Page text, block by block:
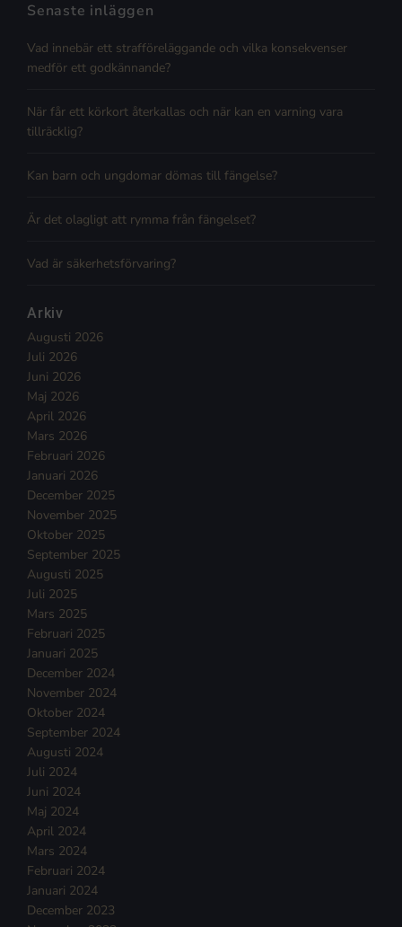
Senaste inläggen
Vad innebär ett strafföreläggande och vilka konsekvenser
medför ett godkännande?
När får ett körkort återkallas och när kan en varning vara
tillräcklig?
Kan barn och ungdomar dömas till fängelse?
Är det olagligt att rymma från fängelset?
Vad är säkerhetsförvaring?
Arkiv
Augusti 2026
Juli 2026
Juni 2026
Maj 2026
April 2026
Mars 2026
Februari 2026
Januari 2026
December 2025
November 2025
Oktober 2025
September 2025
Augusti 2025
Juli 2025
Mars 2025
Februari 2025
Januari 2025
December 2024
November 2024
Oktober 2024
September 2024
Augusti 2024
Juli 2024
Juni 2024
Maj 2024
April 2024
Mars 2024
Februari 2024
Januari 2024
December 2023